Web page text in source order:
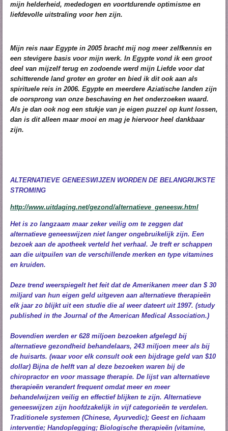
mijn helderheid, mededogen en voortdurende optimisme en
liefdevolle uitstraling voor hen zijn.
Mijn reis naar Egypte in 2005 bracht mij nog meer zelfkennis en
een stevigere basis voor mijn werk. In Egypte vond ik een groot
deel van mijzelf terug en zodoende werd mijn Liefde voor dat
schitterende land groter en groter en bied ik dit ook aan als
spirituele reis in 2006. Egypte en meerdere Aziatische landen zijn
de oorsprong van onze beschaving en het onderzoeken waard.
Als je dan ook nog een stukje van je eigen puzzel op kunt lossen,
dan is dit alleen maar mooi en mag je hiervoor heel dankbaar
zijn.
ALTERNATIEVE GENEESWIJZEN WORDEN DE BELANGRIJKSTE
STROMING
http://www.uitdaging.net/gezond/alternatieve_geneesw.html
Het is zo langzaam maar zeker veilig om te zeggen dat
alternatieve geneeswijzen niet langer ongebruikelijk zijn. Een
bezoek aan de apotheek verteld het verhaal. Je treft er schappen
aan die uitpuilen van de verschillende merken en type vitamines
en kruiden.
Deze trend weerspiegelt het feit dat de Amerikanen meer dan $ 30
miljard van hun eigen geld uitgeven aan alternatieve therapieën
elk jaar zo blijkt uit een studie die al weer dateert uit 1997. (study
published in the Journal of the American Medical Association.)
Bovendien werden er 628 miljoen bezoeken afgelegd bij
alternatieve gezondheid behandelaars, 243 miljoen meer als bij
de huisarts. (waar voor elk consult ook een bijdrage geld van $10
dollar) Bijna de helft van al deze bezoeken waren bij de
chiropractor en voor massage therapie. De lijst van alternatieve
therapieën verandert frequent omdat meer en meer
behandelwijzen veilig en effectief blijken te zijn. Alternatieve
geneeswijzen zijn hoofdzakelijk in vijf categorieën te verdelen.
Traditionele systemen (Chinese, Ayurvedic); Geest en lichaam
interventie; Handoplegging; Biologische therapieën (vitamine,